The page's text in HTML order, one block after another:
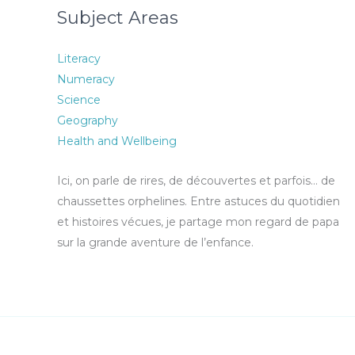
Subject Areas
Literacy
Numeracy
Science
Geography
Health and Wellbeing
Ici, on parle de rires, de découvertes et parfois… de
chaussettes orphelines. Entre astuces du quotidien
et histoires vécues, je partage mon regard de papa
sur la grande aventure de l’enfance.